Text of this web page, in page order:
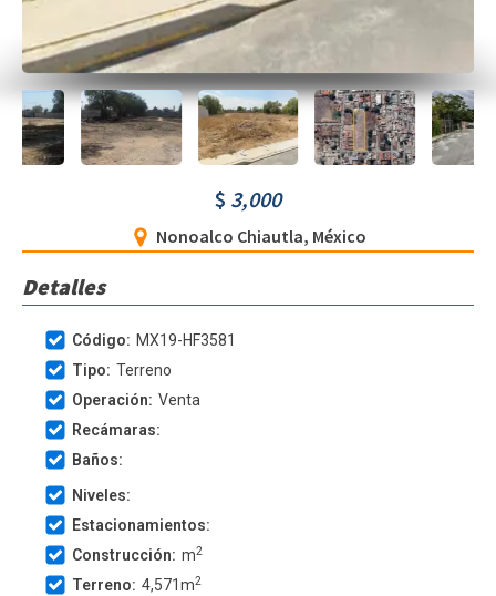
$ 3,000
Nonoalco Chiautla, México
Detalles
Código: MX19-HF3581
Tipo: Terreno
Operación: Venta
Recámaras:
Baños:
Niveles:
Estacionamientos:
Construcción: m2
Terreno: 4,571m2